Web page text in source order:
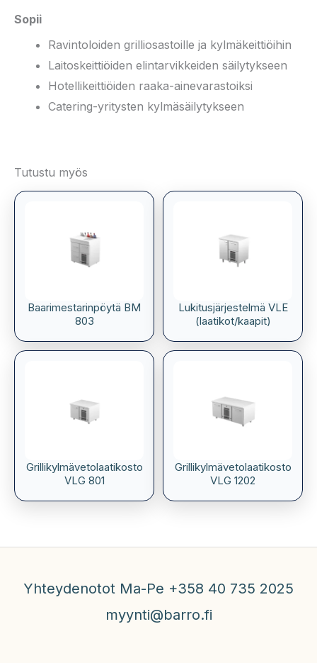
Sopii
Ravintoloiden grilliosastoille ja kylmäkeittiöihin
Laitoskeittiöiden elintarvikkeiden säilytykseen
Hotellikeittiöiden raaka-ainevarastoiksi
Catering-yritysten kylmäsäilytykseen
Tutustu myös
Baarimestarinpöytä BM
803
Lukitusjärjestelmä VLE
(laatikot/kaapit)
Grillikylmävetolaatikosto
VLG 801
Grillikylmävetolaatikosto
VLG 1202
Yhteydenotot Ma-Pe +358 40 735 2025
myynti@barro.fi